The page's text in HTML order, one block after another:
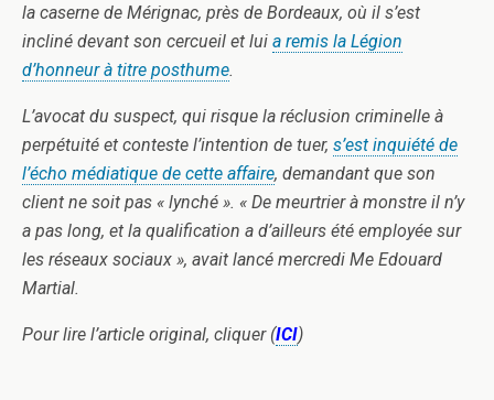
la caserne de Mérignac, près de Bordeaux, où il s’est
incliné devant son cercueil et lui a remis la Légion
d’honneur à titre posthume.
L’avocat du suspect, qui risque la réclusion criminelle à
perpétuité et conteste l’intention de tuer, s’est inquiété de
l’écho médiatique de cette affaire, demandant que son
client ne soit pas « lynché ». « De meurtrier à monstre il n’y
a pas long, et la qualification a d’ailleurs été employée sur
les réseaux sociaux », avait lancé mercredi Me Edouard
Martial.
Pour lire l’article original, cliquer (ICI)